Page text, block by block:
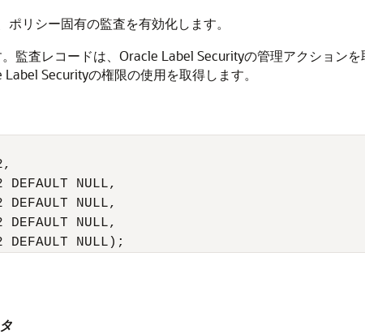
ポリシー固有の監査を有効化します。
監査レコードは、Oracle Label Securityの管理アクション
Securityの権限の使用を取得します。
DEFAULT NULL,
DEFAULT NULL,
DEFAULT NULL,
DEFAULT NULL);